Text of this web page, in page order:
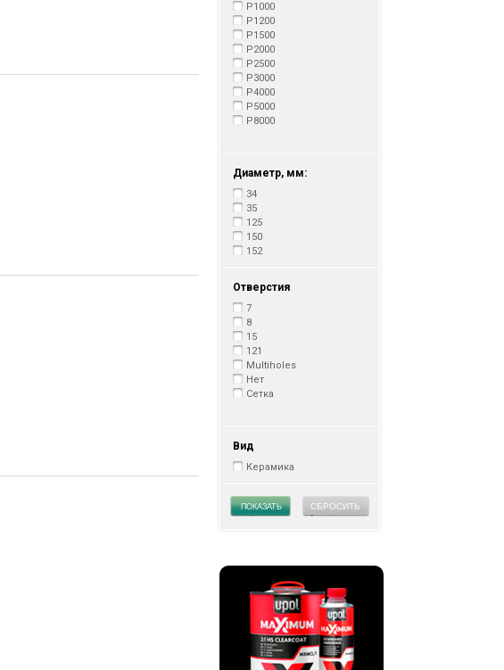
P1000
P1200
P1500
P2000
P2500
P3000
P4000
P5000
P8000
Диаметр, мм:
34
35
125
150
152
Отверстия
7
8
15
121
Multiholes
Нет
Сетка
Вид
Керамика
ПОКАЗАТЬ СБРОСИТЬ